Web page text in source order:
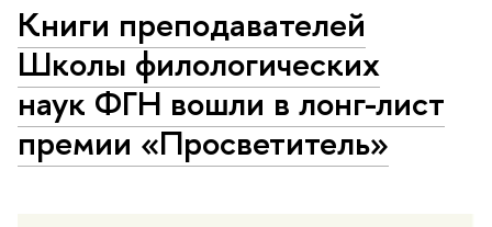
Книги преподавателей
Школы филологических
наук ФГН вошли в лонг-лист
премии «Просветитель»